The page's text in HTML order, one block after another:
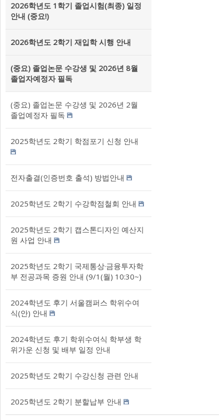
2026학년도 1학기 졸업시험(최종) 일정
안내 (중요!)
2026학년도 2학기 재입학 시행 안내
(중요) 졸업논문 수강생 및 2026년 8월
졸업자예정자 필독
(중요) 졸업논문 수강생 및 2026년 2월
졸업예정자 필독
2025학년도 2학기 학점포기 신청 안내
전자출결(인증번호 출석) 방법안내
2025학년도 2학기 수강학점철회 안내
2025학년도 2학기 캡스톤디자인 예산지
원 사업 안내
2025학년도 2학기 국제통상·금융투자학
부 전공과목 증원 안내 (9/1(월) 10:30~)
2024학년도 후기 서울캠퍼스 학위수여
식(안) 안내
2024학년도 후기 학위수여식 학부생 학
위가운 신청 및 배부 일정 안내
2025학년도 2학기 수강신청 관련 안내
2025학년도 2학기 분할납부 안내